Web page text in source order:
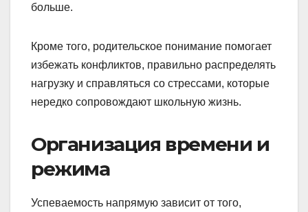
больше.
Кроме того, родительское понимание помогает
избежать конфликтов, правильно распределять
нагрузку и справляться со стрессами, которые
нередко сопровождают школьную жизнь.
Организация времени и
режима
Успеваемость напрямую зависит от того,